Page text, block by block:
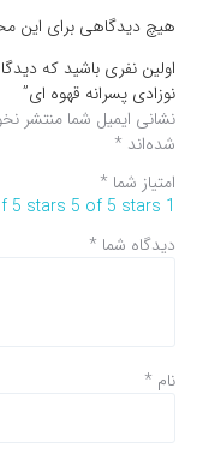
هیچ دیدگاهی برای این
اولین نفری باشید که
نوزادی پسرانه قهوه ای”
نشانی ایمیل شما منتشر
شده‌اند *
امتیاز شما *
1 of 5 stars
5 stars 5 of 5 stars
دیدگاه شما *
نام *